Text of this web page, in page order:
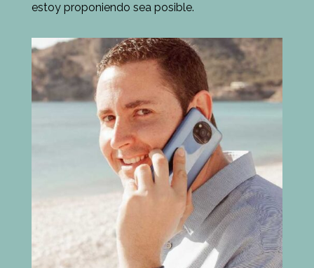
estoy proponiendo sea posible.